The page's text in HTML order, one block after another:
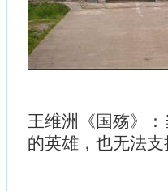
王维洲《国殇》
的英雄，也无法支